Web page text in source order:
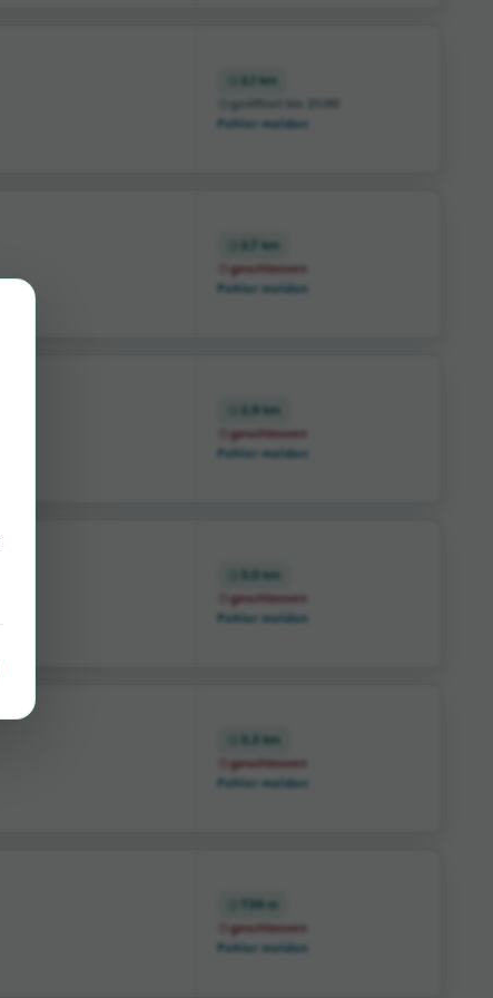
2,1 km
geöffnet bis 21:00
Fehler melden
2,7 km
geschlossen
Fehler melden
2,9 km
geschlossen
Fehler melden
3,0 km
geschlossen
Fehler melden
3,3 km
geschlossen
Fehler melden
739 m
geschlossen
Fehler melden